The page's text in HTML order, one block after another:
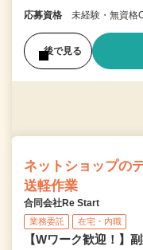
応募資格 未経験・無資格
後で見る
ネットショップの
送軽作業
合同会社Re Start
業務委託 在宅・内職
【Wワーク歓迎！】